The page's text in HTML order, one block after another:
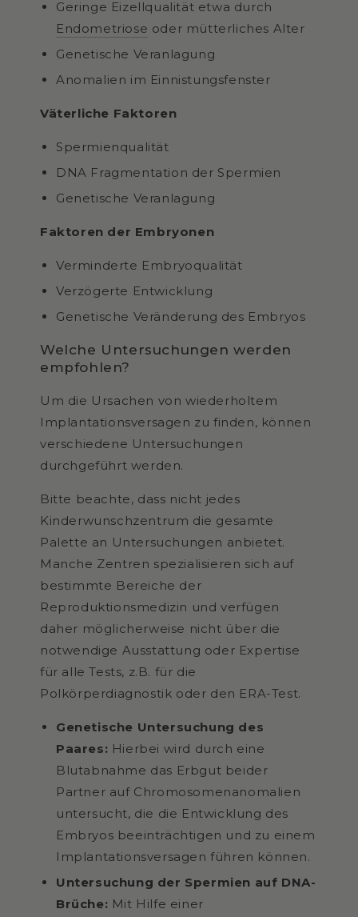
Geringe Eizellqualität etwa durch
Endometriose oder mütterliches Alter
Genetische Veranlagung
Anomalien im Einnistungsfenster
Väterliche Faktoren
Spermienqualität
DNA Fragmentation der Spermien
Genetische Veranlagung
Faktoren der Embryonen
Verminderte Embryoqualität
Verzögerte Entwicklung
Genetische Veränderung des Embryos
Welche Untersuchungen werden
empfohlen?
Um die Ursachen von wiederholtem
Implantationsversagen zu finden, können
verschiedene Untersuchungen
durchgeführt werden.
Bitte beachte, dass nicht jedes
Kinderwunschzentrum die gesamte
Palette an Untersuchungen anbietet.
Manche Zentren spezialisieren sich auf
bestimmte Bereiche der
Reproduktionsmedizin und verfügen
daher möglicherweise nicht über die
notwendige Ausstattung oder Expertise
für alle Tests, z.B. für die
Polkörperdiagnostik oder den ERA-Test.
Genetische Untersuchung des
Paares: Hierbei wird durch eine
Blutabnahme das Erbgut beider
Partner auf Chromosomenanomalien
untersucht, die die Entwicklung des
Embryos beeinträchtigen und zu einem
Implantationsversagen führen können.
Untersuchung der Spermien auf DNA-
Brüche: Mit Hilfe einer